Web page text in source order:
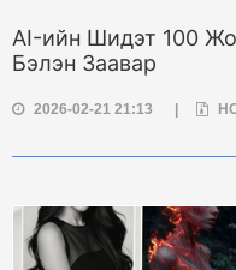
AI-ийн Шидэт 100
Бэлэн Заавар
2026-02-21 21:13